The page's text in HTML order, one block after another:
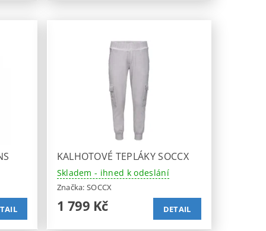
KALHOTOVÉ TEPLÁKY SOCCX
Skladem - ihned k odeslání
Značka:SOCCX
1 799 Kč DETAIL